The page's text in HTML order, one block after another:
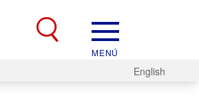
MENÚ
English